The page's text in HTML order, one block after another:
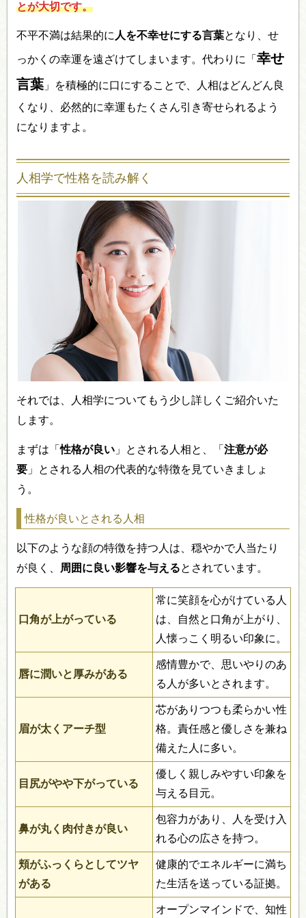
とが大切です。
不平不満は結果的に人を不幸せにする言葉となり、せ
っかくの幸運を遠ざけてしまいます。代わりに「幸せ
言葉 」を積極的に口にすることで、人相はどんどん良
くなり、必然的に幸運もたくさん引き寄せられるよう
になりますよ。
人相学で性格を読み解く
それでは、人相学についてもう少し詳しくご紹介いた
します。
まずは「性格が良い 」とされる人相と、「注意が必
要 」とされる人相の代表的な特徴を見ていきましょ
う。
性格が良いとされる人相
以下のような顔の特徴を持つ人は、穏やかで人当たり
が良く、 周囲に良い影響を与えるとされています。
口角が上がっている
常に笑顔を心がけている人
は、自然と口角が上がり、
人懐っこく明るい印象に。
唇に潤いと厚みがある
感情豊かで、思いやりのあ
る人が多いとされます。
眉が太くアーチ型
芯がありつつも柔らかい性
格。責任感と優しさを兼ね
備えた人に多い。
目尻がやや下がっている
優しく親しみやすい印象を
与える目元。
鼻が丸く肉付きが良い
包容力があり、人を受け入
れる心の広さを持つ。
頬がふっくらとしてツヤ
がある
健康的でエネルギーに満ち
た生活を送っている証拠。
オープンマインドで、知性